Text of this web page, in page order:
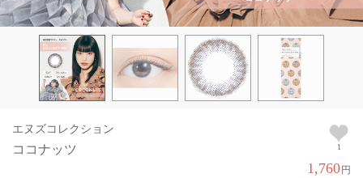
1
エヌズコレクション
ココナッツ
1,760円